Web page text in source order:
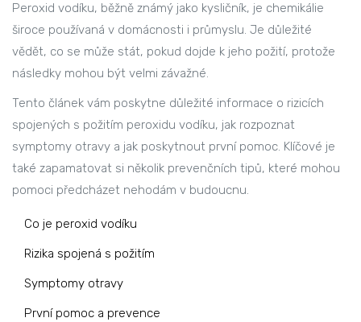
Peroxid vodíku, běžně známý jako kysličník, je chemikálie
široce používaná v domácnosti i průmyslu. Je důležité
vědět, co se může stát, pokud dojde k jeho požití, protože
následky mohou být velmi závažné.
Tento článek vám poskytne důležité informace o rizicích
spojených s požitím peroxidu vodíku, jak rozpoznat
symptomy otravy a jak poskytnout první pomoc. Klíčové je
také zapamatovat si několik prevenčních tipů, které mohou
pomoci předcházet nehodám v budoucnu.
Co je peroxid vodíku
Rizika spojená s požitím
Symptomy otravy
První pomoc a prevence